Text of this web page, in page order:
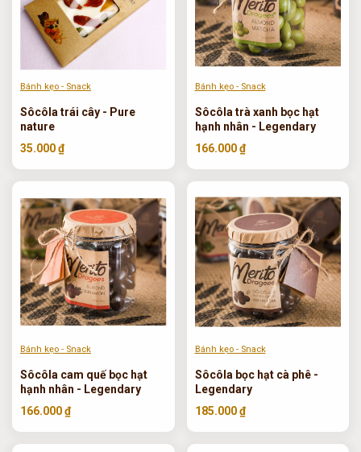
Bánh kẹo - Snack
Sôcôla trái cây - Pure
nature
35.000 ₫
Bánh kẹo - Snack
Sôcôla trà xanh bọc hạt
hạnh nhân - Legendary
166.000 ₫
Bánh kẹo - Snack
Sôcôla cam quế bọc hạt
hạnh nhân - Legendary
166.000 ₫
Bánh kẹo - Snack
Sôcôla bọc hạt cà phê -
Legendary
185.000 ₫